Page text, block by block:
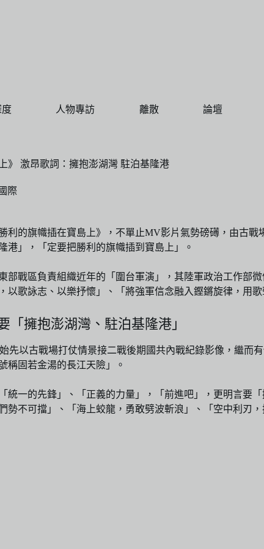
人物專訪 離散 論壇
》 激昂歌詞：擁抱澎湖灣 駐泊基隆港
國際
利的旗幟插在寶島上》，不單止MV影片氣勢磅礡，由古
港」，「定要把勝利的旗幟插到寶島上」。
部戰區負責組織近年的「圍台軍演」，其陸軍政治工作部
以歌詠志、以樂抒懷」、「將強軍信念融入鏗鏘旋律，用
「擁抱澎湖灣、駐泊基隆港」
先以古戰場打仗情景接二戰後期國共內戰紀錄影像，繼而
稱固若金湯的長江天險」。
統一的先鋒」、「正義的力量」，「前進吧」，更明言
勢不可擋」、「海上蛟龍，勇敢劈波斬浪」、「空中利刃